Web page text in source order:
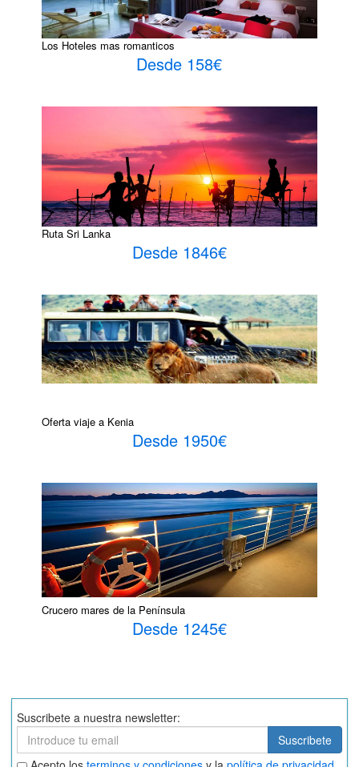
Los Hoteles mas romanticos
Desde 158€
Ruta Sri Lanka
Desde 1846€
Oferta viaje a Kenia
Desde 1950€
Crucero mares de la Península
Desde 1245€
Suscribete a nuestra newsletter:
Suscribete
Suscribete
Aceptar